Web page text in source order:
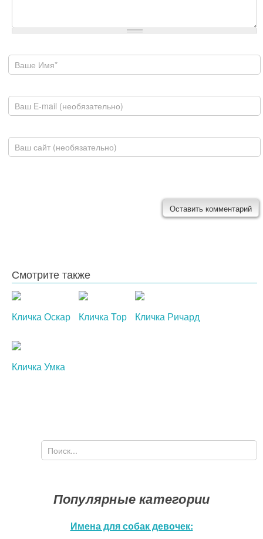
Ваше имя
E-mail
Домашняя страница
Смотрите также
Кличка Оскар Кличка Тор Кличка Ричард
Кличка Умка
Форма поиска
Поиск
Популярные категории
Имена для собак девочек: